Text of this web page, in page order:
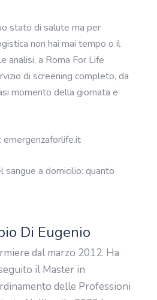
stato di salute ma per
non hai mai tempo o il
analisi, a Roma For Life
di screening completo, da
momento della giornata e
emergenzaforlife.it
sangue a domicilio: quanto
Di Eugenio
dal marzo 2012. Ha
il Master in
delle Professioni